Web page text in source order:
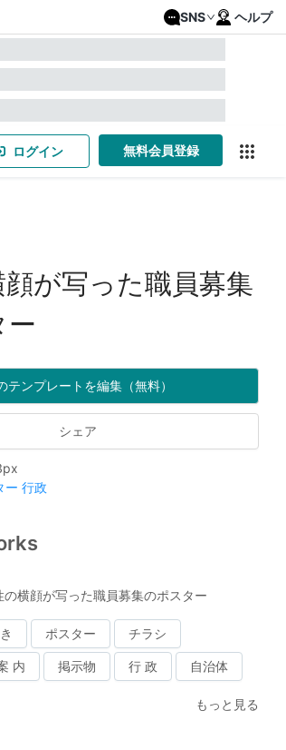
SNS ヘルプ
ログイン 無料会員登録
が写った職員募集
ー
テンプレートを編集（無料）
シェア
px
ー 行政
の横顔が写った職員募集のポスター
ポスター チラシ
内 掲示物 行 政 自治体
もっと見る